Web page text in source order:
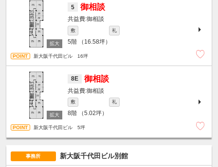
5 御相談
御相談
敷 礼
5階 （16.58坪）
新大阪千代田ビル 16坪
8E 御相談
御相談
敷 礼
8階 （5.02坪）
新大阪千代田ビル 5坪
事務所 新大阪千代田ビル別館